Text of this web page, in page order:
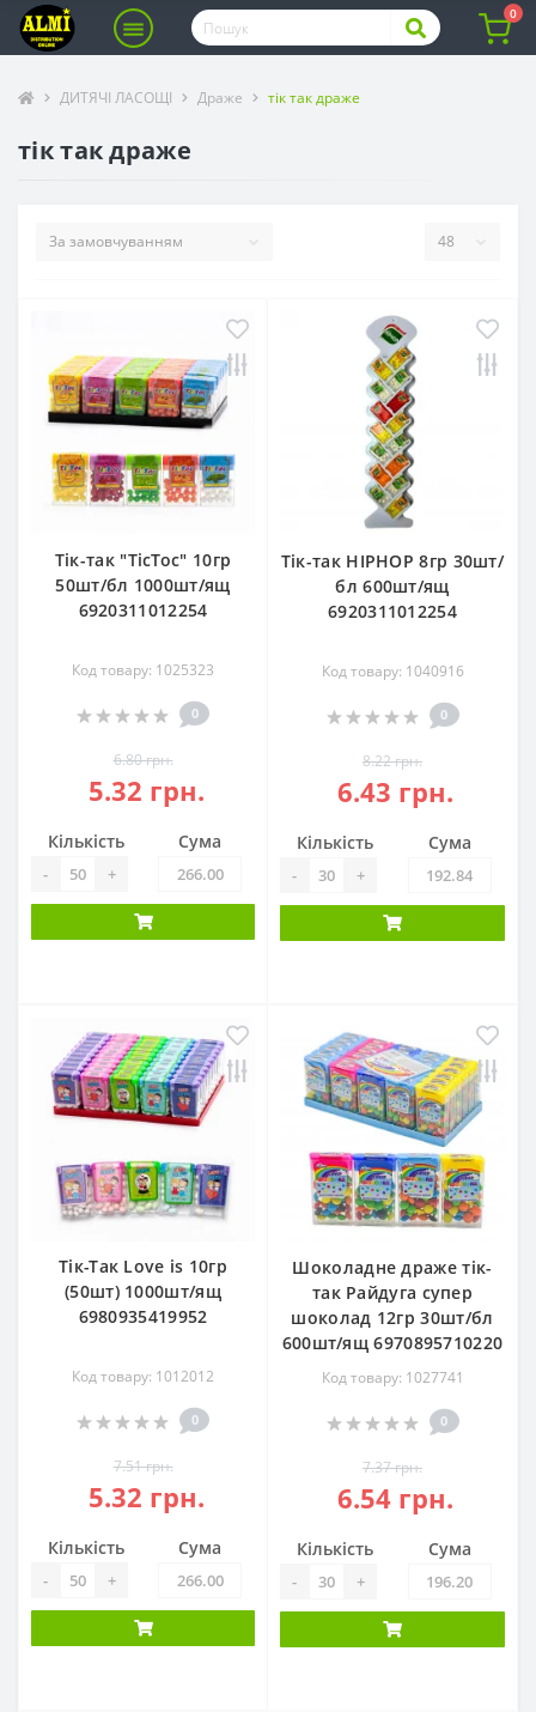
0
ДИТЯЧІ ЛАСОЩІ Драже тік так драже
тік так драже
Тік-так "TicToc" 10гр
50шт/бл 1000шт/ящ
6920311012254
Код товару: 1025323
0
6.80 грн.
5.32 грн.
Кількість
- +
Сума
Тік-так HIPHOP 8гр 30шт/
бл 600шт/ящ
6920311012254
Код товару: 1040916
0
8.22 грн.
6.43 грн.
Кількість
- +
Сума
Тік-Так Love is 10гр
(50шт) 1000шт/ящ
6980935419952
Код товару: 1012012
0
7.51 грн.
5.32 грн.
Кількість
- +
Сума
Шоколадне драже тік-
так Райдуга супер
шоколад 12гр 30шт/бл
600шт/ящ 6970895710220
Код товару: 1027741
0
7.37 грн.
6.54 грн.
Кількість
- +
Сума